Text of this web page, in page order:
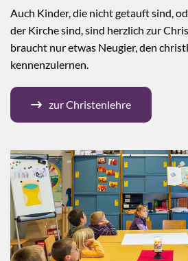
Auch Kinder, die nicht getauft sind,
der Kirche sind, sind herzlich zur
braucht nur etwas Neugier, den
kennenzulernen.
zur Christenlehre